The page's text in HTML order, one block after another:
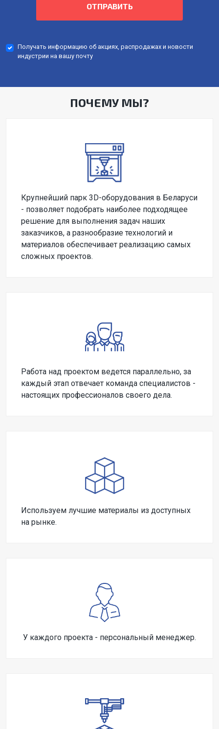
ОТПРАВИТЬ
Получать информацию об акциях, распродажах и новости
индустрии на вашу почту
ПОЧЕМУ МЫ?
Крупнейший парк 3D-оборудования в Беларуси
- позволяет подобрать наиболее подходящее
решение для выполнения задач наших
заказчиков, а разнообразие технологий и
материалов обеспечивает реализацию самых
сложных проектов.
Работа над проектом ведется параллельно, за
каждый этап отвечает команда специалистов -
настоящих профессионалов своего дела.
Используем лучшие материалы из доступных
на рынке.
У каждого проекта - персональный менеджер.